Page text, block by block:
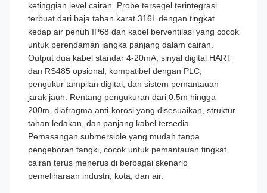
ketinggian level cairan. Probe tersegel terintegrasi
terbuat dari baja tahan karat 316L dengan tingkat
kedap air penuh IP68 dan kabel berventilasi yang cocok
untuk perendaman jangka panjang dalam cairan.
Output dua kabel standar 4-20mA, sinyal digital HART
dan RS485 opsional, kompatibel dengan PLC,
pengukur tampilan digital, dan sistem pemantauan
jarak jauh. Rentang pengukuran dari 0,5m hingga
200m, diafragma anti-korosi yang disesuaikan, struktur
tahan ledakan, dan panjang kabel tersedia.
Pemasangan submersible yang mudah tanpa
pengeboran tangki, cocok untuk pemantauan tingkat
cairan terus menerus di berbagai skenario
pemeliharaan industri, kota, dan air.